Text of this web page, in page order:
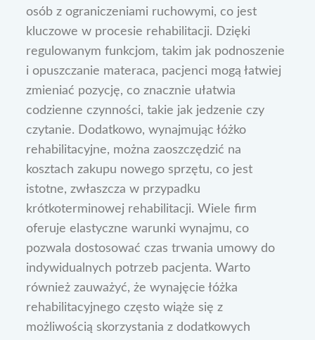
osób z ograniczeniami ruchowymi, co jest
kluczowe w procesie rehabilitacji. Dzięki
regulowanym funkcjom, takim jak podnoszenie
i opuszczanie materaca, pacjenci mogą łatwiej
zmieniać pozycję, co znacznie ułatwia
codzienne czynności, takie jak jedzenie czy
czytanie. Dodatkowo, wynajmując łóżko
rehabilitacyjne, można zaoszczędzić na
kosztach zakupu nowego sprzętu, co jest
istotne, zwłaszcza w przypadku
krótkoterminowej rehabilitacji. Wiele firm
oferuje elastyczne warunki wynajmu, co
pozwala dostosować czas trwania umowy do
indywidualnych potrzeb pacjenta. Warto
również zauważyć, że wynajęcie łóżka
rehabilitacyjnego często wiąże się z
możliwością skorzystania z dodatkowych